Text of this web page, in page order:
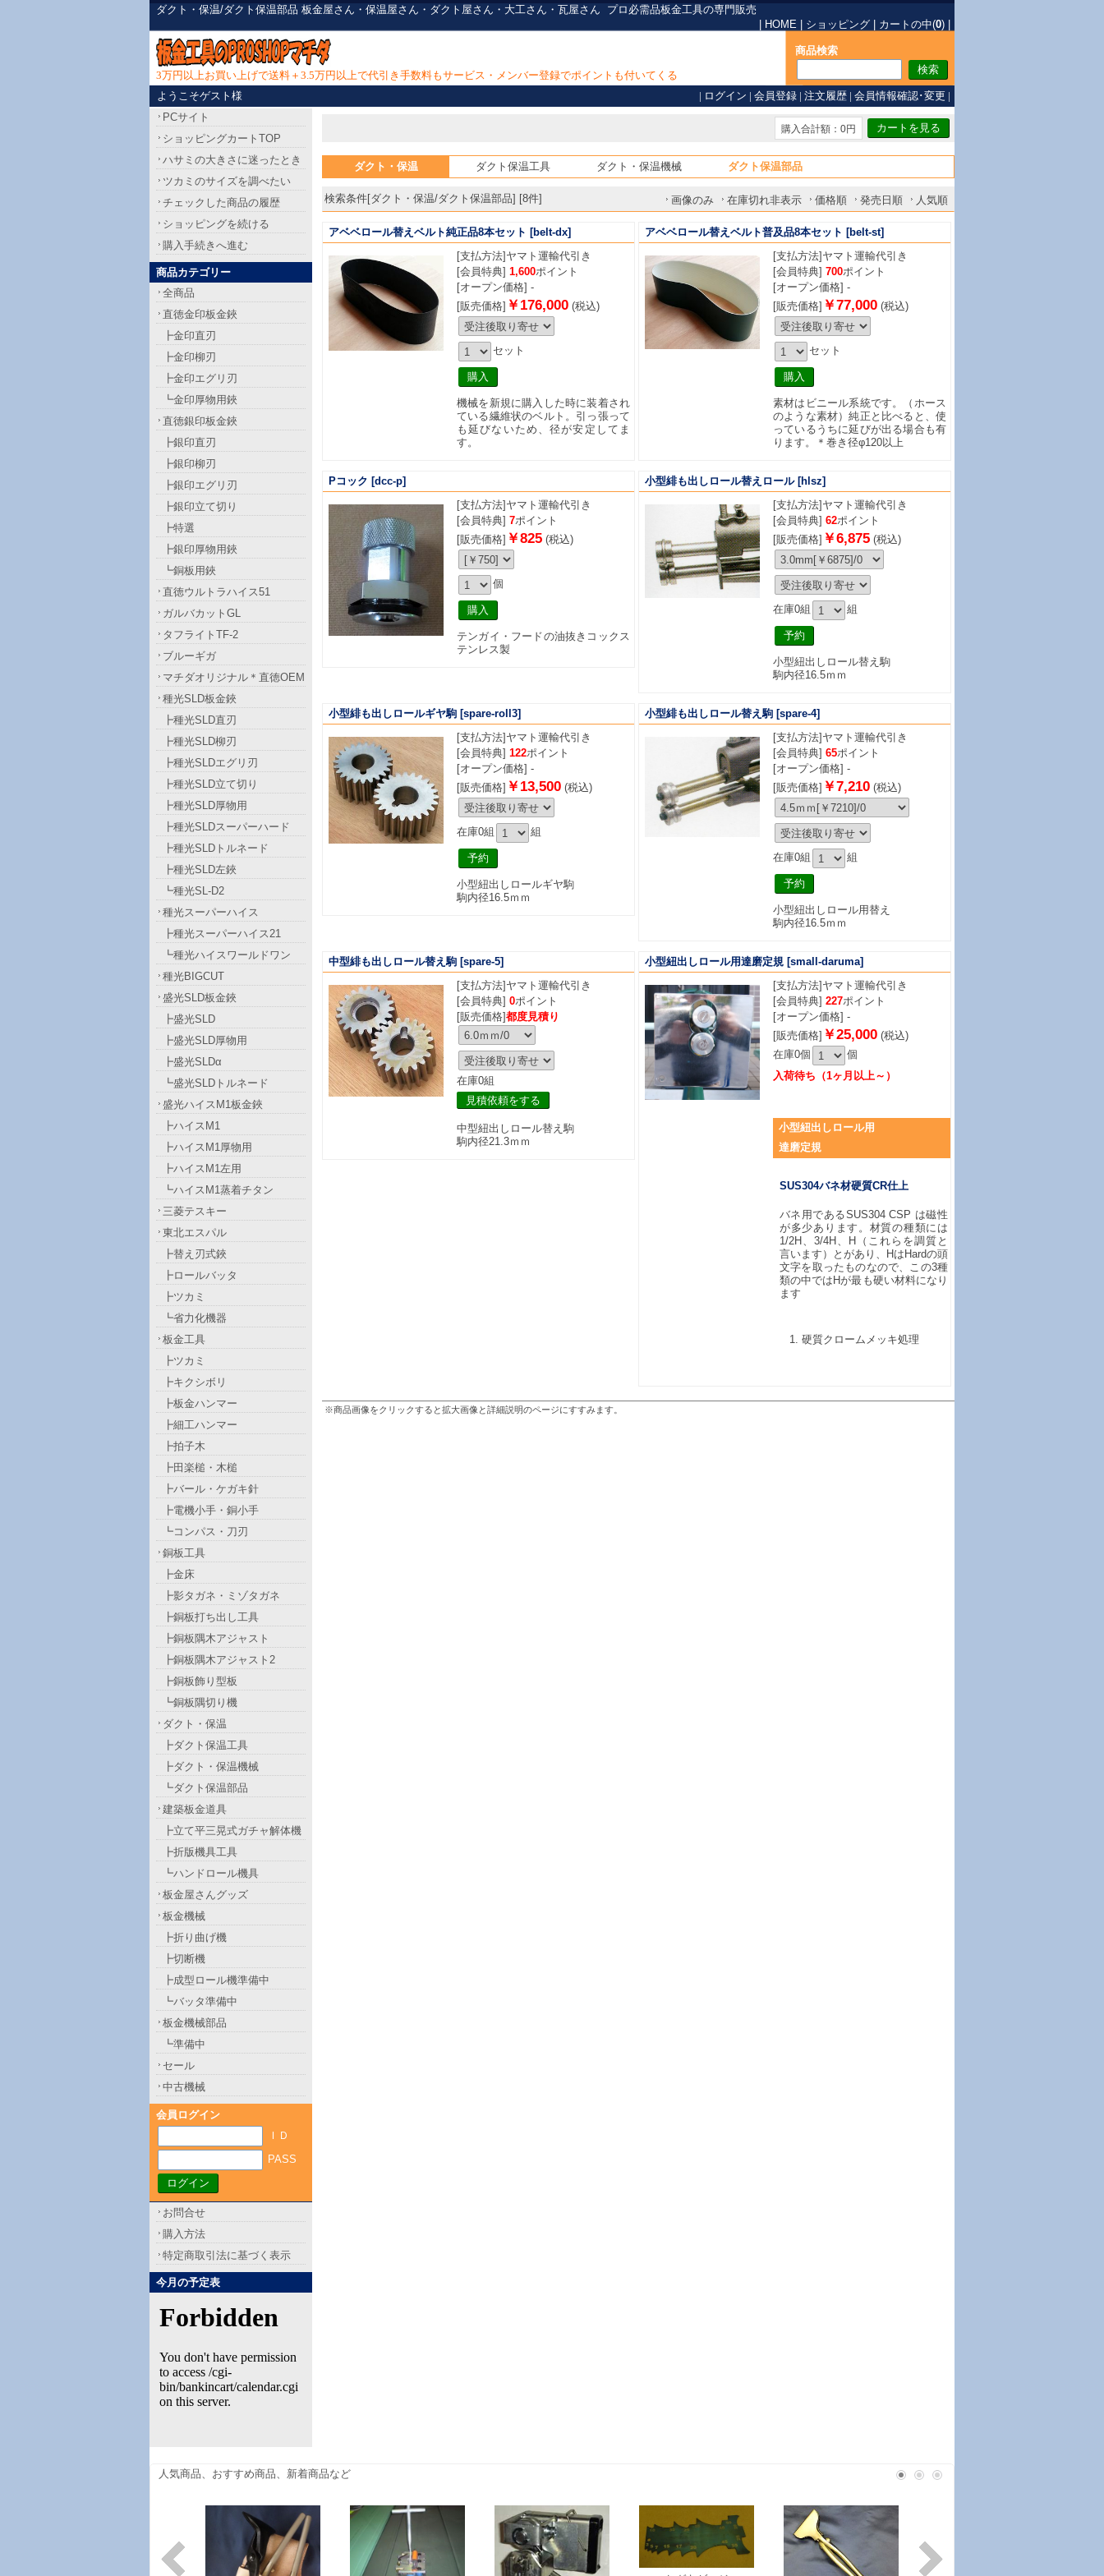
ダクト・保温/ダクト保温部品 板金屋さん・保温屋さん・ダクト屋さん・大工さん・瓦屋さん プロ必需品板金工具の専門販売
HOME ショッピング カートの中(0)
3万円以上お買い上げで送料＋3.5万円以上で代引き手数料もサービス・メンバー登録でポイントも付いてくる
商品検索
ようこそゲスト様 | ログイン | 会員登録 | 注文履歴 | 会員情報確認･変更 |
購入合計額：0円
ダクト・保温 ダクト保温工具 ダクト・保温機械 ダクト保温部品
検索条件[ダクト・保温/ダクト保温部品] [8件] 画像のみ 在庫切れ非表示 価格順 発売日順 人気順
アベベロール替えベルト純正品8本セット [belt-dx]
[支払方法] ヤマト運輸代引き
[会員特典] 1,600ポイント
[オープン価格] -
[販売価格] ￥176,000(税込)
セット
機械を新規に購入した時に装着され
ている繊維状のベルト。引っ張って
も延びないため、径が安定してま
す。
アベベロール替えベルト普及品8本セット [belt-st]
[支払方法] ヤマト運輸代引き
[会員特典] 700ポイント
[オープン価格] -
[販売価格] ￥77,000(税込)
セット
素材はビニール系統です。（ホース
のような素材）純正と比べると、使
っているうちに延びが出る場合も有
ります。＊巻き径φ120以上
Pコック [dcc-p]
[支払方法] ヤマト運輸代引き
[会員特典] 7ポイント
[販売価格] ￥825(税込)
個
テンガイ・フードの油抜きコックス
テンレス製
小型緋も出しロール替えロール[hlsz]
[支払方法] ヤマト運輸代引き
[会員特典] 62ポイント
[販売価格] ￥6,875(税込)
在庫0組 組
小型紐出しロール替え駒
駒内径16.5ｍｍ
小型緋も出しロールギヤ駒 [spare-roll3]
[支払方法] ヤマト運輸代引き
[会員特典] 122ポイント
[オープン価格] -
[販売価格] ￥13,500(税込)
在庫0組 組
小型紐出しロールギヤ駒
駒内径16.5ｍｍ
小型緋も出しロール替え駒 [spare-4]
[支払方法] ヤマト運輸代引き
[会員特典] 65ポイント
[オープン価格] -
[販売価格] ￥7,210(税込)
在庫0組 組
小型紐出しロール用替え
駒内径16.5ｍｍ
中型緋も出しロール替え駒 [spare-5]
[支払方法] ヤマト運輸代引き
[会員特典] 0ポイント
[販売価格]都度見積り
在庫0組
見積依頼をする
中型紐出しロール替え駒
駒内径21.3ｍｍ
小型紐出しロール用達磨定規 [small-daruma]
[支払方法] ヤマト運輸代引き
[会員特典] 227ポイント
[オープン価格] -
[販売価格] ￥25,000(税込)
在庫0個
個
入荷待ち（1ヶ月以上～）
小型紐出しロール用
達磨定規
SUS304バネ材硬質CR仕上
バネ用であるSUS304 CSP は磁性
が多少あります。材質の種類には
1/2H、3/4H、H（これらを調質と
言います）とがあり、HはHardの頭
文字を取ったものなので、この3種
類の中ではHが最も硬い材料になり
ます
硬質クロームメッキ処理
※商品画像をクリックすると拡大画像と詳細説明のページにすすみます。
PCサイト
ショッピングカートTOP
ハサミの大きさに迷ったとき
ツカミのサイズを調べたい
チェックした商品の履歴
ショッピングを続ける
購入手続きへ進む
商品カテゴリー
全商品
直徳金印板金鋏
┣金印直刃
┣金印柳刃
┣金印エグリ刃
┗金印厚物用鋏
直徳銀印板金鋏
┣銀印直刃
┣銀印柳刃
┣銀印エグリ刃
┣銀印立て切り
┣特選
┣銀印厚物用鋏
┗銅板用鋏
直徳ウルトラハイス51
ガルバカットGL
タフライトTF-2
ブルーギガ
マチダオリジナル＊直徳OEM
種光SLD板金鋏
┣種光SLD直刃
┣種光SLD柳刃
┣種光SLDエグリ刃
┣種光SLD立て切り
┣種光SLD厚物用
┣種光SLDスーパーハード
┣種光SLDトルネード
┣種光SLD左鋏
┗種光SL-D2
種光スーパーハイス
┣種光スーパーハイス21
┗種光ハイスワールドワン
種光BIGCUT
盛光SLD板金鋏
┣盛光SLD
┣盛光SLD厚物用
┣盛光SLDα
┗盛光SLDトルネード
盛光ハイスM1板金鋏
┣ハイスM1
┣ハイスM1厚物用
┣ハイスM1左用
┗ハイスM1蒸着チタン
三菱テスキー
東北エスパル
┣替え刃式鋏
┣ロールバッタ
┣ツカミ
┗省力化機器
板金工具
┣ツカミ
┣キクシボリ
┣板金ハンマー
┣細工ハンマー
┣拍子木
┣田楽槌・木槌
┣バール・ケガキ針
┣電機小手・銅小手
┗コンパス・刀刃
銅板工具
┣金床
┣影タガネ・ミゾタガネ
┣銅板打ち出し工具
┣銅板隅木アジャスト
┣銅板隅木アジャスト2
┣銅板飾り型板
┗銅板隅切り機
ダクト・保温
┣ダクト保温工具
┣ダクト・保温機械
┗ダクト保温部品
建築板金道具
┣立て平三晃式ガチャ解体機
┣折版機具工具
┗ハンドロール機具
板金屋さんグッズ
板金機械
┣折り曲げ機
┣切断機
┣成型ロール機準備中
┗バッタ準備中
板金機械部品
┗準備中
セール
中古機械
会員ログイン
ＩＤ
PASS
お問合せ
購入方法
特定商取引法に基づく表示
今月の予定表